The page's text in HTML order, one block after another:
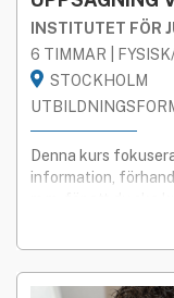
INSTITUTET FÖR
6 TIMMAR |
STOCKHOLM
Denna kurs
information,